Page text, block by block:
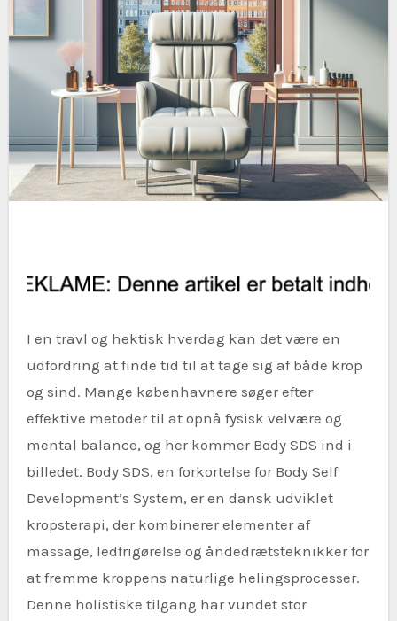
I en travl og hektisk hverdag kan det være en
udfordring at finde tid til at tage sig af både krop
og sind. Mange københavnere søger efter
effektive metoder til at opnå fysisk velvære og
mental balance, og her kommer Body SDS ind i
billedet. Body SDS, en forkortelse for Body Self
Development’s System, er en dansk udviklet
kropsterapi, der kombinerer elementer af
massage, ledfrigørelse og åndedrætsteknikker for
at fremme kroppens naturlige helingsprocesser.
Denne holistiske tilgang har vundet stor